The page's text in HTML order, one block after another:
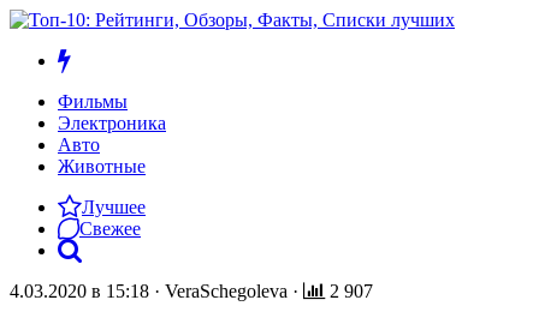
Фильмы
Электроника
Авто
Животные
Лучшее
Свежее
4.03.2020 в 15:18 · VeraSchegoleva · 2 907